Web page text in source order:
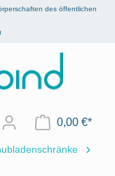
des öffentlichen
0,00 €*